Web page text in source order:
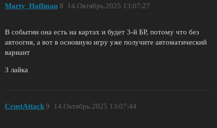
Marty_Hoffman 14.Октябрь.2025 13:07:27
8
В событии она есть на картах и будет 3-й БР, потому что без
автоогня, а вот в основную игру уже получите автоматический
вариант
3 лайка
CrustAttack 14.Октябрь.2025 13:07:44
9